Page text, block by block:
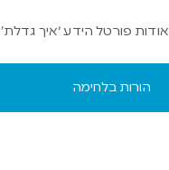
אודות פורטל הידע ‘איך גדלת’
הורות בלחימה